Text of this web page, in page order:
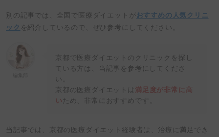
別の記事では、全国で医療ダイエットがおすすめの人気クリニ
ック を紹介しているので、ぜひ参考にしてください。
京都で医療ダイエットのクリニックを探し
ている方は、当記事を参考にしてくださ
い。
京都の医療ダイエットは 満足度が非常に高
いため、非常におすすめです。
当記事では、京都の医療ダイエット経験者は、治療に満足でき